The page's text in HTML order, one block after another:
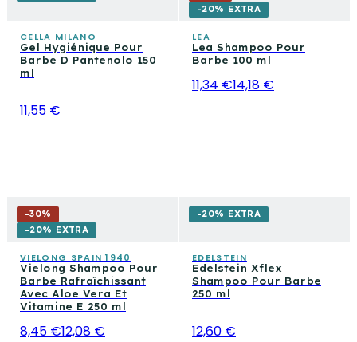
CELLA MILANO
Gel Hygiénique Pour
Barbe D Pantenolo 150
ml
11,55 €
-20% EXTRA
LEA
Lea Shampoo Pour
Barbe 100 ml
11,34 €14,18 €
-30%
-20% EXTRA
VIELONG SPAIN 1940
Vielong Shampoo Pour
Barbe Rafraîchissant
Avec Aloe Vera Et
Vitamine E 250 ml
8,45 €12,08 €
-20% EXTRA
EDELSTEIN
Edelstein Xflex
Shampoo Pour Barbe
250 ml
12,60 €